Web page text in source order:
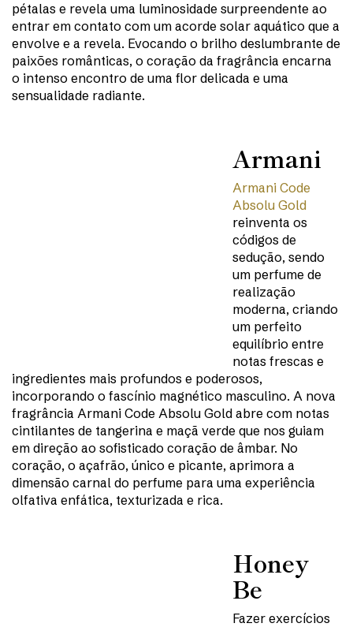
pétalas e revela uma luminosidade surpreendente ao
entrar em contato com um acorde solar aquático que a
envolve e a revela. Evocando o brilho deslumbrante de
paixões românticas, o coração da fragrância encarna
o intenso encontro de uma flor delicada e uma
sensualidade radiante.
Armani
Armani Code
Absolu Gold
reinventa os
códigos de
sedução, sendo
um perfume de
realização
moderna, criando
um perfeito
equilíbrio entre
notas frescas e
ingredientes mais profundos e poderosos,
incorporando o fascínio magnético masculino. A nova
fragrância Armani Code Absolu Gold abre com notas
cintilantes de tangerina e maçã verde que nos guiam
em direção ao sofisticado coração de âmbar. No
coração, o açafrão, único e picante, aprimora a
dimensão carnal do perfume para uma experiência
olfativa enfática, texturizada e rica.
Honey
Be
Fazer exercícios